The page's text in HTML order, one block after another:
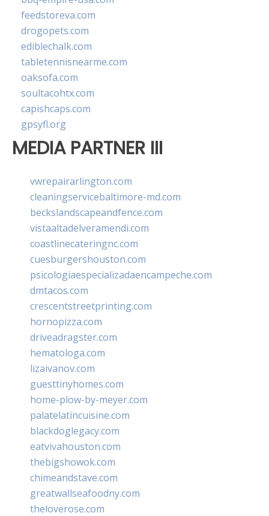
feedstoreva.com
drogopets.com
ediblechalk.com
tabletennisnearme.com
oaksofa.com
soultacohtx.com
capishcaps.com
gpsyfl.org
MEDIA PARTNER III
vwrepairarlington.com
cleaningservicebaltimore-md.com
beckslandscapeandfence.com
vistaaltadelveramendi.com
coastlinecateringnc.com
cuesburgershouston.com
psicologiaespecializadaencampeche.com
dmtacos.com
crescentstreetprinting.com
hornopizza.com
driveadragster.com
hematologa.com
lizaivanov.com
guesttinyhomes.com
home-plow-by-meyer.com
palatelatincuisine.com
blackdoglegacy.com
eatvivahouston.com
thebigshowok.com
chimeandstave.com
greatwallseafoodny.com
theloverose.com